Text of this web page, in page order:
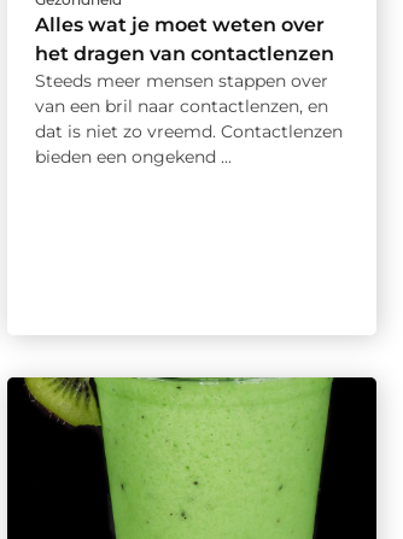
Alles wat je moet weten over
het dragen van contactlenzen
Steeds meer mensen stappen over
van een bril naar contactlenzen, en
dat is niet zo vreemd. Contactlenzen
bieden een ongekend ...